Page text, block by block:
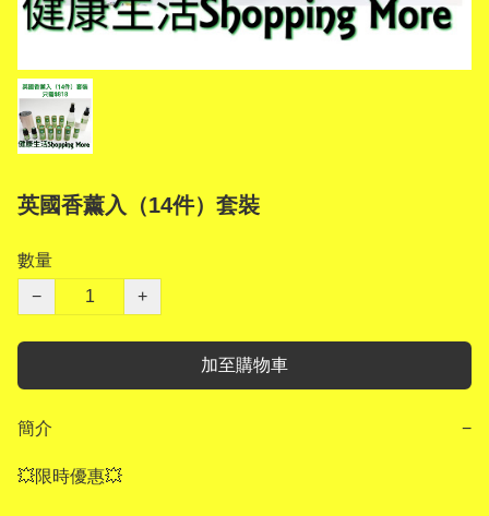
英國香薰入（14件）套裝
數量
−
+
加至購物車
簡介 −
💥限時優惠💥